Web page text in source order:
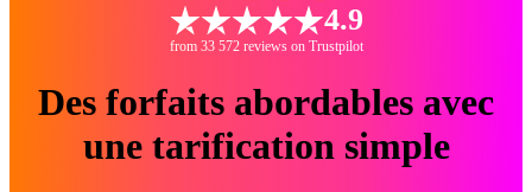
4.9
from 33 572 reviews on Trustpilot
Des forfaits abordables avec
une tarification simple